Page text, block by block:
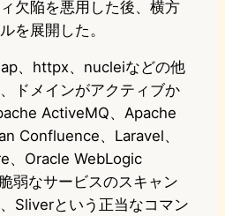
欠陥を悪用した後、横方
を展開した。
、httpx、nucleiなどの他
ドメインがアクティブか
ActiveMQ、Apache
Confluence、Laravel、
、Oracle WebLogic
弱なサービスのスキャン
Sliverという正当なコマン